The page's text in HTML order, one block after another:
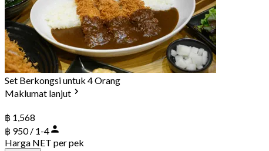
Set Berkongsi untuk 4 Orang
Maklumat lanjut
฿ 1,568
฿ 950 / 1-4
Harga NET per pek